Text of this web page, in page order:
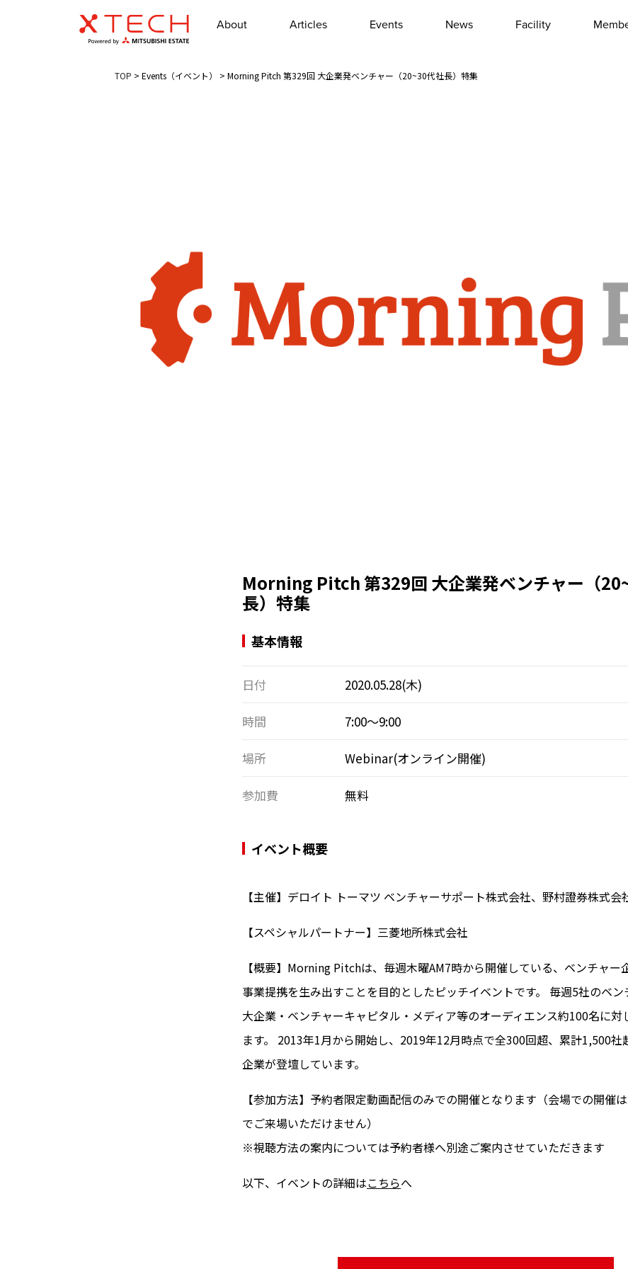
About Articles Events News Facility
TOP > Events（イベント） > Morning Pitch 第329回 大企業発ベンチャー（20~30代社長）特集
Morning Pitch 第329回 大企業発ベンチャー（
長）特集
基本情報
日付 2020.05.28(木)
時間 7:00～9:00
場所 Webinar(オンライン開催)
参加費 無料
イベント概要
【主催】デロイト トーマツ ベンチャーサポート株式会社、野村證券株式会
【スペシャルパートナー】三菱地所株式会社
【概要】Morning Pitchは、毎週木曜AM7時から開催している、ベンチャー
事業提携を生み出すことを目的としたピッチイベントです。 毎週5社のベン
大企業・ベンチャーキャピタル・メディア等のオーディエンス約100名に対
ます。 2013年1月から開始し、2019年12月時点で全300回超、累計1,500社
企業が登壇しています。
【参加方法】予約者限定動画配信のみでの開催となります（会場での開催
でご来場いただけません）
※視聴方法の案内については予約者様へ別途ご案内させていただきます
以下、イベントの詳細はこちらへ